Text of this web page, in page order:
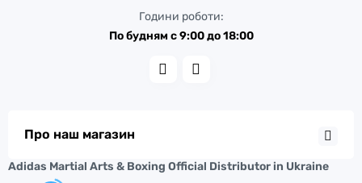
Години роботи:
По будням с 9:00 до 18:00
Про наш магазин
Adidas Martial Arts & Boxing Official Distributor in Ukraine